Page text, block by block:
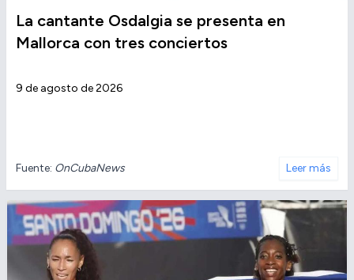
La cantante Osdalgia se presenta en
Mallorca con tres conciertos
9 de agosto de 2026
Fuente: OnCubaNews Leer más